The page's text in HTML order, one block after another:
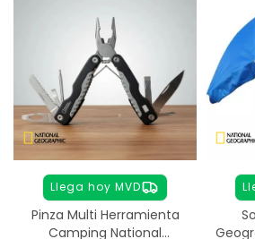
Llega hoy MVD
Pinza Multi Herramienta
Camping National